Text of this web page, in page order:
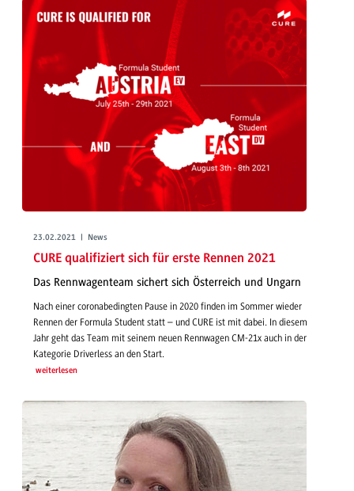
23.02.2021 | News
CURE qualifiziert sich für erste Rennen 2021
Das Rennwagenteam sichert sich Österreich und Ungarn
Nach einer coronabedingten Pause in 2020 finden im Sommer wieder
Rennen der Formula Student statt – und CURE ist mit dabei. In diesem
Jahr geht das Team mit seinem neuen Rennwagen CM-21x auch in der
Kategorie Driverless an den Start.
weiterlesen